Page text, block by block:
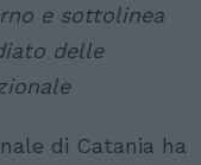
e sottolinea
delle
di Catania ha